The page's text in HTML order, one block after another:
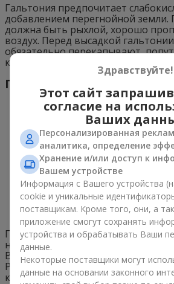
Гальтония предпочитает
добавлением перегнойной
должна быть рыхлой, хорошо
воздух. Перед высадкой
обязательно перекапывают,
крупнозернистый песок.
Полив
Гальтонию нужно регулярно
не забывать рыхлить почву и
В начале сезона вегетации куст
Рыхлите грунт осторожно, чтобы
корневую систему. С
Здравствуйте!
Этот сайт
согласие на
Ваших
Персонализированная
аналитика, определение
Хранение и/или доступ к
Вашем устройстве
Информация с Вашего устройства
cookie и уникальные
поставщикам. Кроме того, они, а
приложение смогут сохранять
устройства и обрабатывать Ваши
данные.
Некоторые поставщики могут
данные на основании законного